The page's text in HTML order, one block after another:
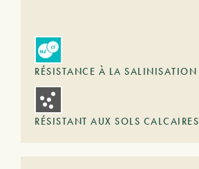
RÉSISTANCE À LA SALINISATION
RÉSISTANT AUX SOLS CALCAIRES